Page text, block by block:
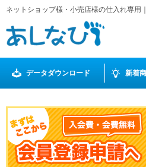
ネットショップ様・小売店様の仕入れ専
データダウンロード 新着